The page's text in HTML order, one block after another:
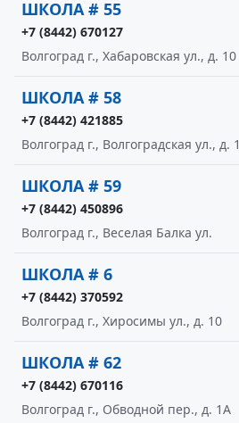
ШКОЛА # 55
+7 (8442) 670127
Волгоград г., Хабаровская ул., д. 10
ШКОЛА # 58
+7 (8442) 421885
Волгоград г., Волгоградская ул., д. 1
ШКОЛА # 59
+7 (8442) 450896
Волгоград г., Веселая Балка ул.
ШКОЛА # 6
+7 (8442) 370592
Волгоград г., Хиросимы ул., д. 10
ШКОЛА # 62
+7 (8442) 670116
Волгоград г., Обводной пер., д. 1А